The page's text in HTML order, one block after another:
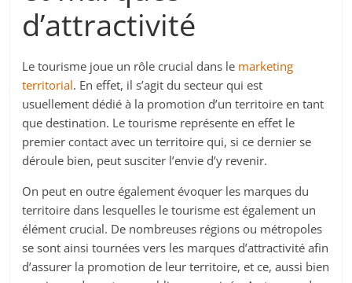
d’attractivité
Le tourisme joue un rôle crucial dans le marketing
territorial. En effet, il s’agit du secteur qui est
usuellement dédié à la promotion d’un territoire en tant
que destination. Le tourisme représente en effet le
premier contact avec un territoire qui, si ce dernier se
déroule bien, peut susciter l’envie d’y revenir.
On peut en outre également évoquer les marques du
territoire dans lesquelles le tourisme est également un
élément crucial. De nombreuses régions ou métropoles
se sont ainsi tournées vers les marques d’attractivité afin
d’assurer la promotion de leur territoire, et ce, aussi bien